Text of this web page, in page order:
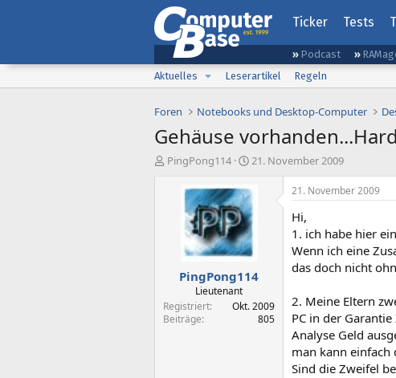
Ticker Tests
Podcast
Aktuelles
Leserartikel Regeln
Foren Notebooks und Desktop-Computer
Gehäuse
E
PingPong114
E
s
t
e
l
l
t
a
21. November 2009
PingPong114
Lieutenant
Registriert
Okt. 2009
Beiträge
805
21. November 2009
Hi,
1. ich habe hier
Wenn ich eine
das doch nicht
2. Meine Eltern
PC in der
Analyse Geld
man kann einfach
Sind die Zweifel